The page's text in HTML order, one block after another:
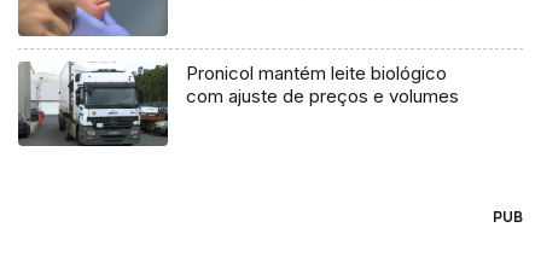
Pronicol mantém leite biológico
com ajuste de preços e volumes
PUB